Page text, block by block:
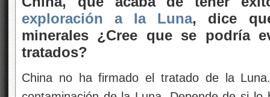
exploración a la Luna, dice
minerales ¿Cree que se podría
tratados?
China no ha firmado el tratado de la